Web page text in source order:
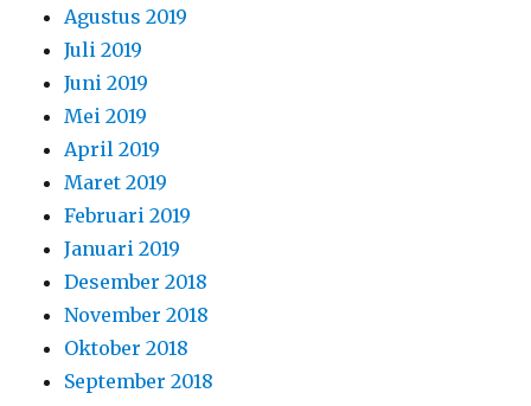
Agustus 2019
Juli 2019
Juni 2019
Mei 2019
April 2019
Maret 2019
Februari 2019
Januari 2019
Desember 2018
November 2018
Oktober 2018
September 2018